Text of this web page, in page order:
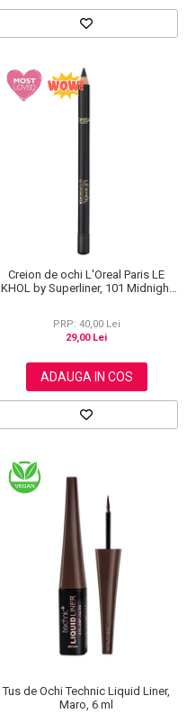
Creion de ochi L'Oreal Paris LE
KHOL by Superliner, 101 Midnight
PRP: 40,00 Lei
29,00 Lei
ADAUGA IN COS
Tus de Ochi Technic Liquid Liner,
Maro, 6 ml